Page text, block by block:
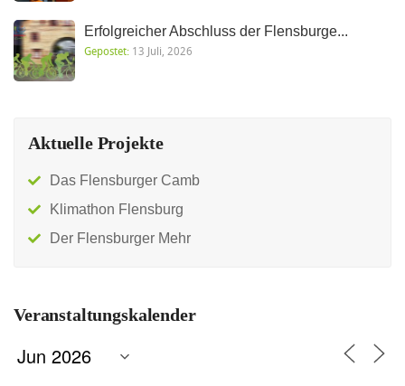
Erfolgreicher Abschluss der Flensburge...
Gepostet: 13 Juli, 2026
Aktuelle Projekte
Das Flensburger Camb
Klimathon Flensburg
Der Flensburger Mehr
Veranstaltungskalender